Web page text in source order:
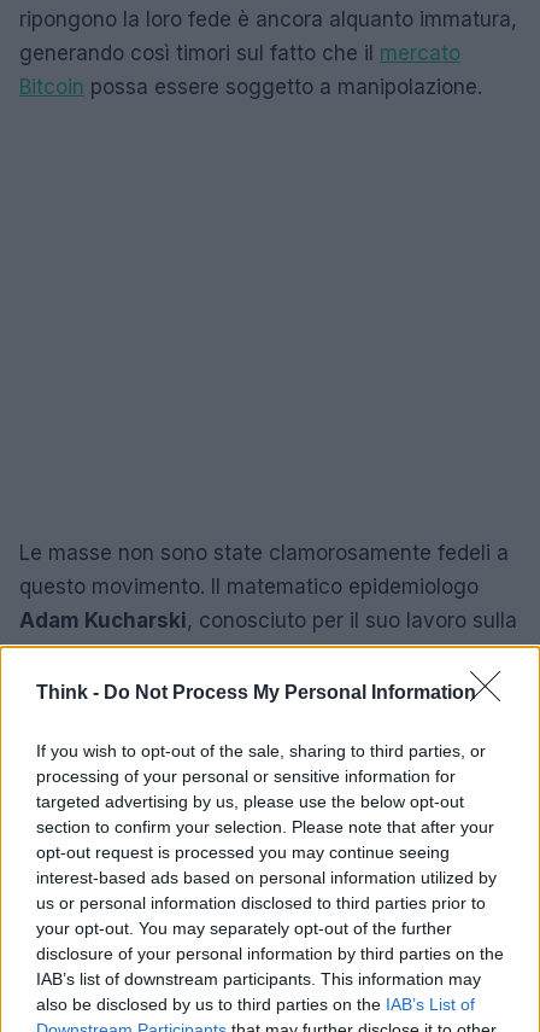
Think - Do Not Process My Personal Information
If you wish to opt-out of the sale, sharing to third parties, or
processing of your personal or sensitive information for
targeted advertising by us, please use the below opt-out
section to confirm your selection. Please note that after your
opt-out request is processed you may continue seeing
interest-based ads based on personal information utilized by
us or personal information disclosed to third parties prior to
your opt-out. You may separately opt-out of the further
disclosure of your personal information by third parties on the
IAB’s list of downstream participants. This information may
also be disclosed by us to third parties on the IAB’s List of
ripongono la loro fede è ancora alquanto immatura,
generando così timori sul fatto che il mercato
Bitcoin possa essere soggetto a manipolazione.
Le masse non sono state clamorosamente fedeli a
questo movimento. Il matematico epidemiologo
Adam Kucharski, conosciuto per il suo lavoro sulla
trasmissione di malattie come il Covid-19, scrive
deiBitcoin come una forma di contagiodiffusa
Ma in termini di rete, la serie di alti e bassi rivela un
contagio “disconnesso” – un’epidemia che divampa
ma non si diffonde troppo. Nella frenesia molte
persone si tuffano, il valore aumenta, per un
momento, ma l’impatto generale è limitato. Recenti
studi suggeriscono che meno del 10% degli
americani si sono cimentati con le criptovalute.
Circa la metà di questi dice di essersene pentita.